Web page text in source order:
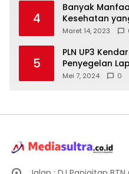
4
Banyak
Kesehatan
Maret 14, 2023
5
PLN UP3
Penyegelan
Mei 7, 2024 0